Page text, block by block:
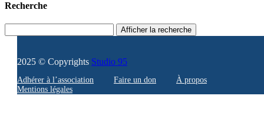
Recherche
Afficher la recherche
2025 © Copyrights Studio 95
Adhérer à l’association Faire un don
À propos
Mentions légales